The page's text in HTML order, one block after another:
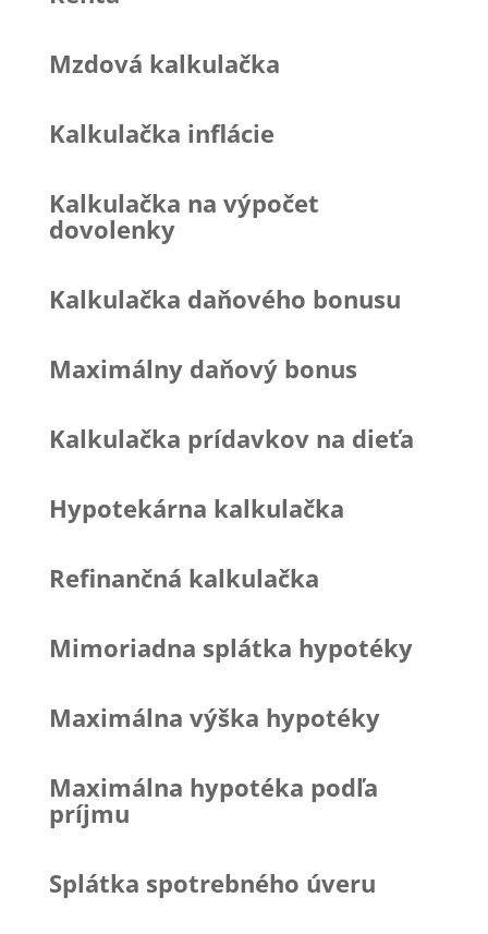
Mzdová kalkulačka
Kalkulačka inflácie
Kalkulačka na výpočet
dovolenky
Kalkulačka daňového bonusu
Maximálny daňový bonus
Kalkulačka prídavkov na dieťa
Hypotekárna kalkulačka
Refinančná kalkulačka
Mimoriadna splátka hypotéky
Maximálna výška hypotéky
Maximálna hypotéka podľa
príjmu
Splátka spotrebného úveru